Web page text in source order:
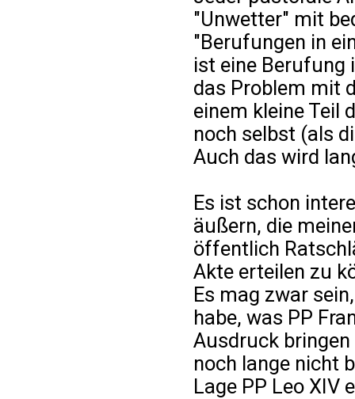
"Unwetter" mit
"Berufungen in
ist eine Berufung
das Problem mit
einem kleine Teil
noch selbst (als
Auch das wird
Es ist schon
äußern, die
öffentlich
Akte erteilen zu
Es mag zwar
habe, was PP
Ausdruck
noch lange nicht
Lage PP Leo XIV